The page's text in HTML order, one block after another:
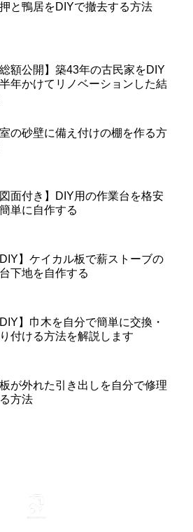
と鴨居をDIYで撤去する方法
総額公開】築43年の古民家をDIY
年かけてリノベーションした結
の砂壁に備え付けの棚を作る方
図面付き】DIY用の作業台を格安
単に自作する
DIY】ケイカル板で薪ストーブの
下地を自作する
DIY】巾木を自分で簡単に交換・
付ける方法を解説します
が外れた引き出しを自分で修理
方法